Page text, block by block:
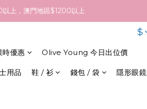
品牌最終發貨日子及出貨速度而定。
上，澳門地區$1200以上
$
優惠 Olive Young 今日出位價
用品 鞋 / 衫 錢包 / 袋 隱形眼鏡